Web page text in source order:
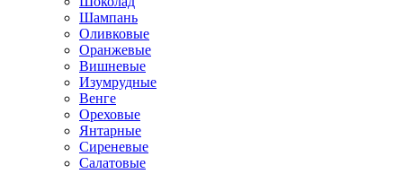
Шампань
Оливковые
Оранжевые
Вишневые
Изумрудные
Венге
Ореховые
Янтарные
Сиреневые
Салатовые